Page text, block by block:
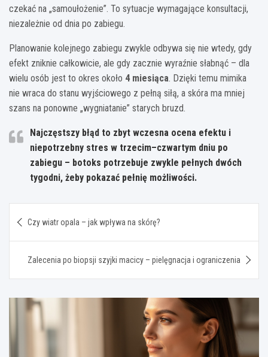
czekać na „samoułożenie”. To sytuacje wymagające konsultacji,
niezależnie od dnia po zabiegu.
Planowanie kolejnego zabiegu zwykle odbywa się nie wtedy, gdy
efekt zniknie całkowicie, ale gdy zacznie wyraźnie słabnąć – dla
wielu osób jest to okres około 4 miesiąca. Dzięki temu mimika
nie wraca do stanu wyjściowego z pełną siłą, a skóra ma mniej
szans na ponowne „wygniatanie” starych bruzd.
Najczęstszy błąd to zbyt wczesna ocena efektu i
niepotrzebny stres w trzecim–czwartym dniu po
zabiegu – botoks potrzebuje zwykle pełnych dwóch
tygodni, żeby pokazać pełnię możliwości.
wpisu
Czy wiatr opala – jak wpływa na skórę?
Zalecenia po biopsji szyjki macicy – pielęgnacja i ograniczenia